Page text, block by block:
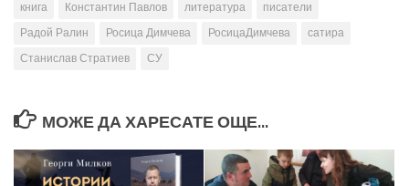
книга
Константин Павлов литература
писатели
Радой Ралин
Росица Димчева РосицаДимчева
сатира
Станислав Стратиев
СУ
МОЖЕ ДА ХАРЕСАТЕ ОЩЕ...